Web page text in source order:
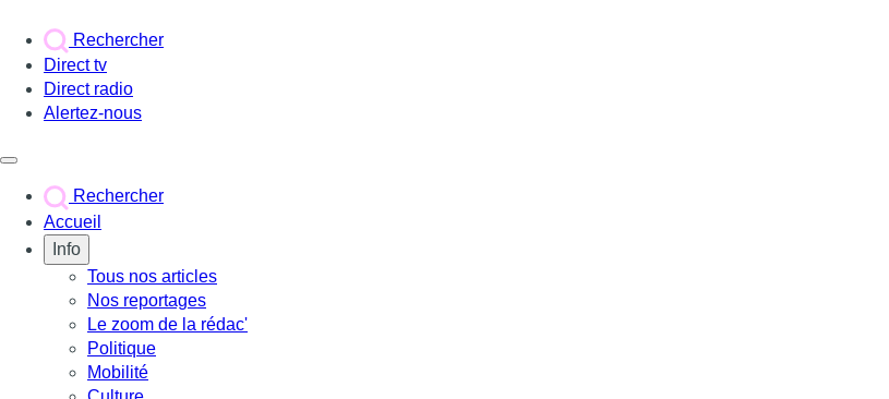
Rechercher
Direct tv
Direct radio
Alertez-nous
Rechercher
Accueil
Info
Tous nos articles
Nos reportages
Le zoom de la rédac'
Politique
Mobilité